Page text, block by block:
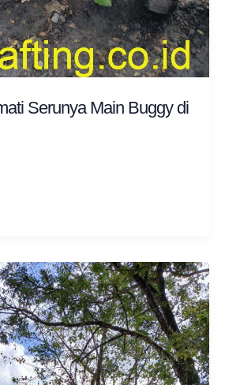
Serunya Main Buggy di